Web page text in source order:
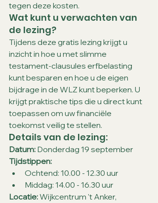
tegen deze kosten.
Wat kunt u verwachten van
de lezing?
Tijdens deze gratis lezing krijgt u
inzicht in hoe u met slimme
testament-clausules erfbelasting
kunt besparen en hoe u de eigen
bijdrage in de WLZ kunt beperken. U
krijgt praktische tips die u direct kunt
toepassen om uw financiële
toekomst veilig te stellen.
Details van de lezing:
Datum: Donderdag 19 september
Tijdstippen:
Ochtend: 10.00 - 12.30 uur
Middag: 14.00 - 16.30 uur
Locatie: Wijkcentrum 't Anker,